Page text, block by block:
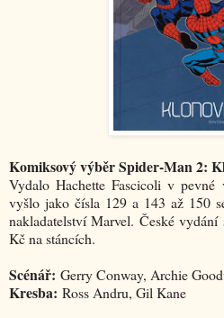
Komiksový výběr Spider-Man 2:
Vydalo Hachette Fascicoli v
vyšlo jako čísla 129 a 143 až 150
nakladatelství Marvel. České
Kč na stáncích.
Scénář: Gerry Conway, Archie
Kresba: Ross Andru, Gil Kane